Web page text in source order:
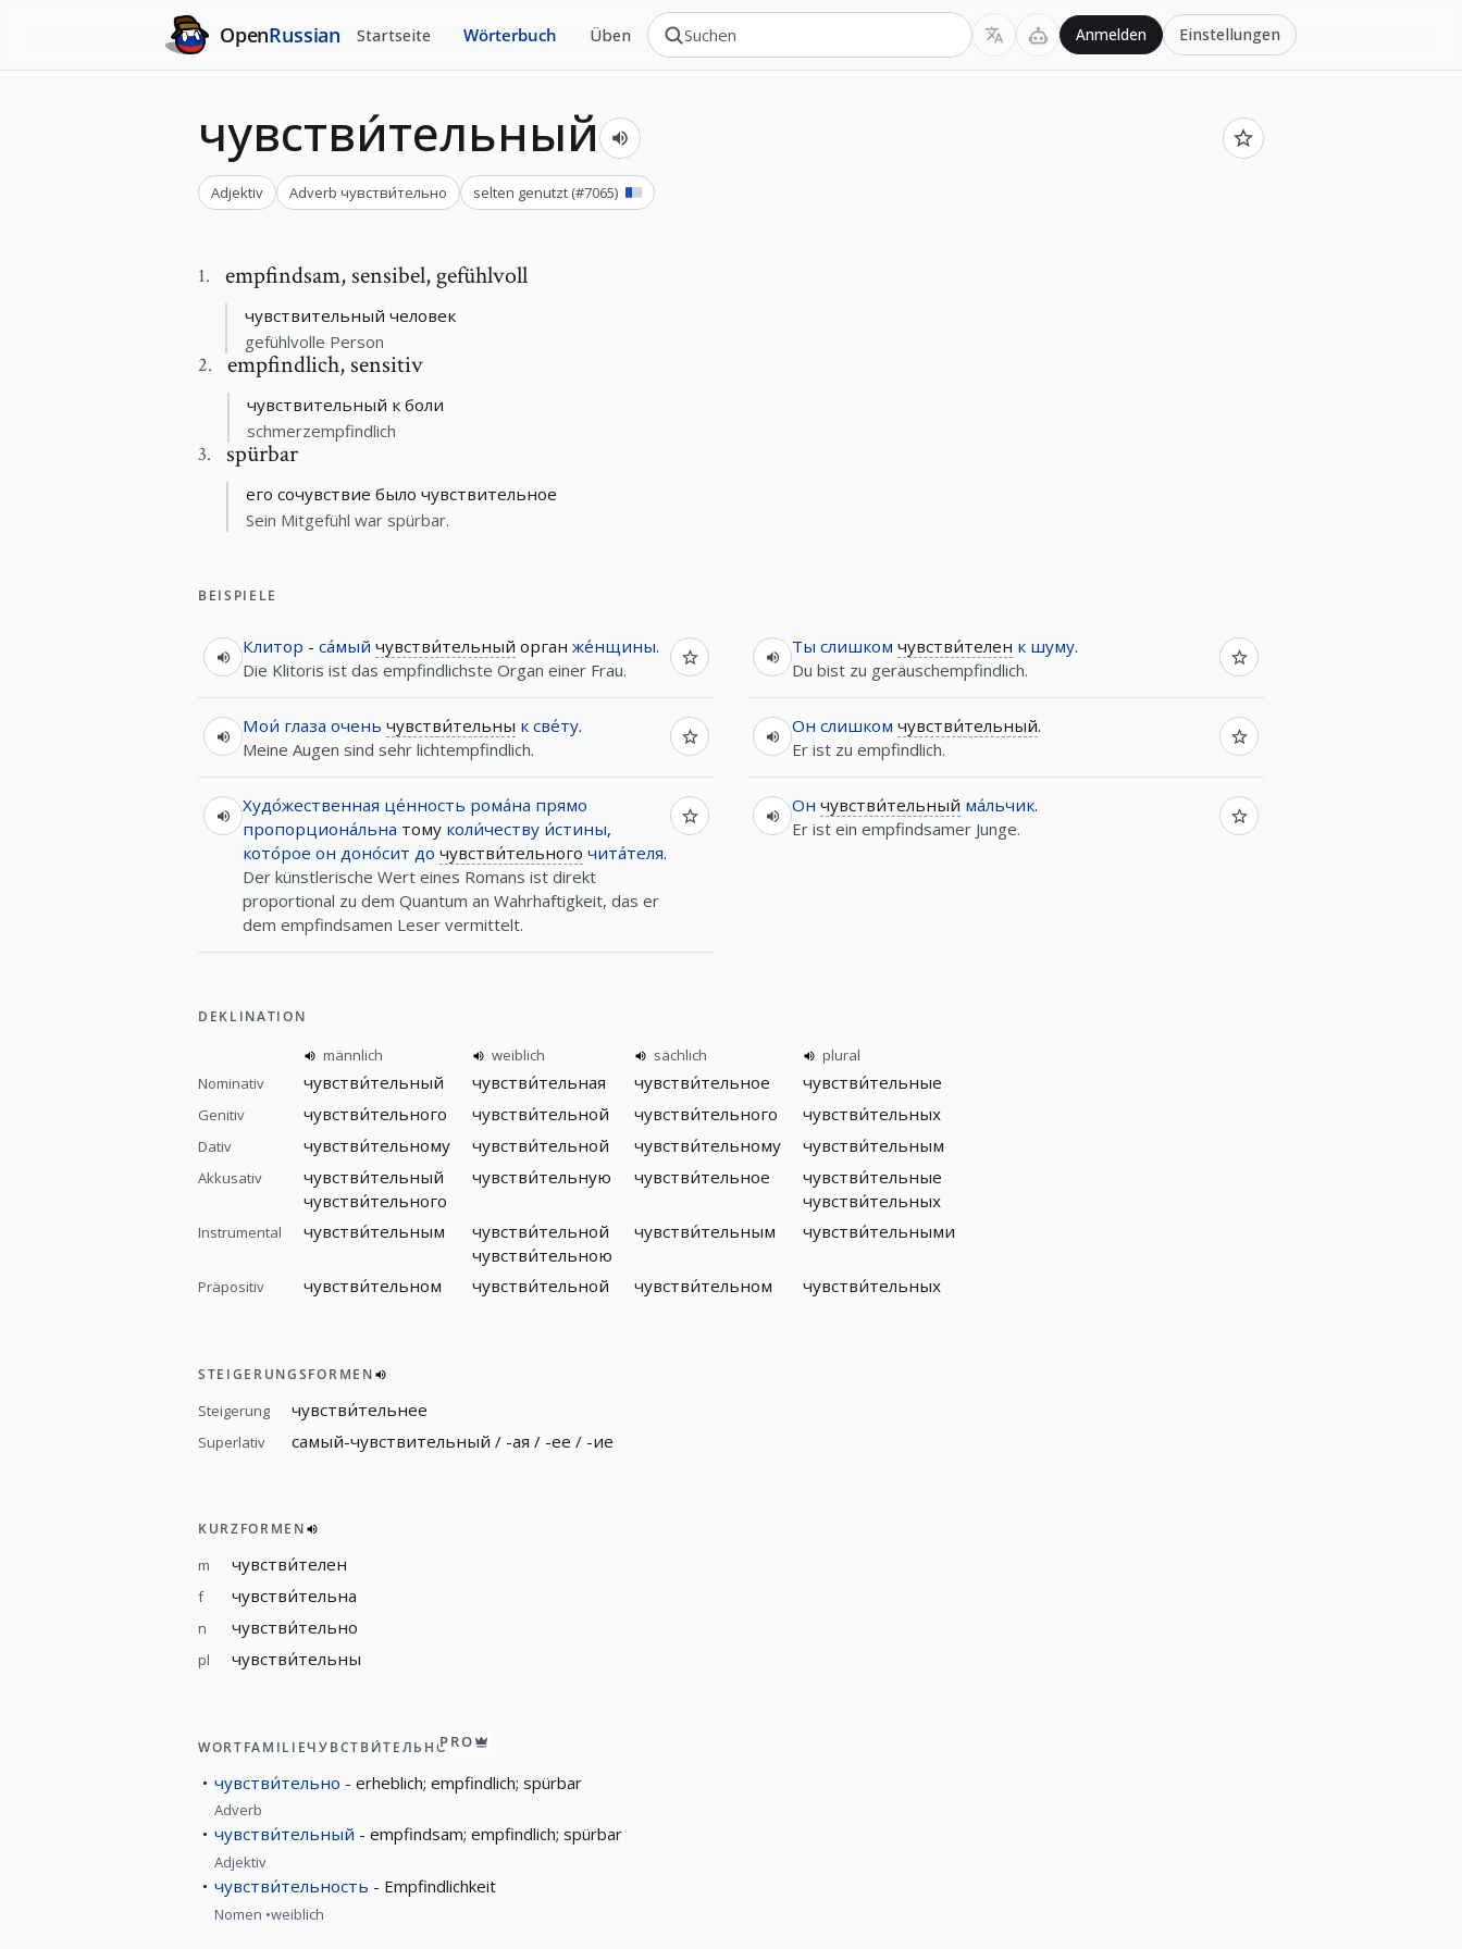
OpenRussian Startseite Wörterbuch Üben Anmelden Einstellungen
чувстви́тельный
Adjektiv Adverb чувстви́тельно selten genutzt (#7065)
1. empfindsam, sensibel, gefühlvoll
чувствительный человек
gefühlvolle Person
2. empfindlich, sensitiv
чувствительный к боли
schmerzempfindlich
3. spürbar
его сочувствие было чувствительное
Sein Mitgefühl war spürbar.
BEISPIELE
Клитор - са́мый чувстви́тельный орган же́нщины.
Die Klitoris ist das empfindlichste Organ einer Frau.
Мои́ глаза очень чувстви́тельны к све́ту.
Meine Augen sind sehr lichtempfindlich.
Худо́жественная це́нность рома́на прямо
пропорциона́льна тому коли́честву и́стины,
кото́рое он доно́сит до чувстви́тельного чита́теля.
Der künstlerische Wert eines Romans ist direkt
proportional zu dem Quantum an Wahrhaftigkeit, das er
dem empfindsamen Leser vermittelt.
Ты слишком чувстви́телен к шуму.
Du bist zu geräuschempfindlich.
Он слишком чувстви́тельный.
Er ist zu empfindlich.
Он чувстви́тельный ма́льчик.
Er ist ein empfindsamer Junge.
DEKLINATION
männlich weiblich sächlich
plural
Nominativ
чувстви́тельный чувстви́тельная чувстви́тельное чувстви́тельные
Genitiv чувстви́тельного чувстви́тельной чувстви́тельного чувстви́тельных
Dativ чувстви́тельному чувстви́тельной чувстви́тельному чувстви́тельным
Akkusativ
чувстви́тельный
чувстви́тельного
чувстви́тельную чувстви́тельное
чувстви́тельные
чувстви́тельных
Instrumental чувстви́тельным
чувстви́тельной
чувстви́тельною
чувстви́тельным чувстви́тельными
Präpositiv чувстви́тельном чувстви́тельной чувстви́тельном чувстви́тельных
STEIGERUNGSFORMEN
Steigerung чувстви́тельнее
Superlativ самый-чувствительный / -ая / -ее / -ие
KURZFORMEN
m чувстви́телен
f чувстви́тельна
n чувстви́тельно
pl чувстви́тельны
WORTFAMILIEЧУВСТВИ́ТЕЛЬНОPRO
чувстви́тельно erheblich; empfindlich; spürbar
Adverb
чувстви́тельный empfindsam; empfindlich; spürbar
Adjektiv
чувстви́тельность Empfindlichkeit
Nomen weiblich